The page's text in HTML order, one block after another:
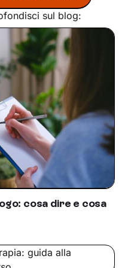
sul blog:
cosa dire e cosa